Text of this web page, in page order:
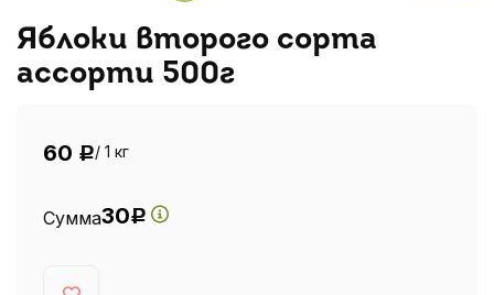
Яблоки второго сорта
ассорти 500г
60 Р/ 1 кг
Сумма30Р